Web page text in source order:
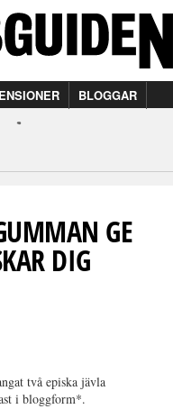
BLOGGAR
GE
DIG
två episka jävla
i bloggform*.